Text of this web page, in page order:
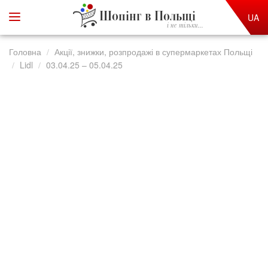
Шопінг в Польщі
і не тільки...
UA
Головна
Акції, знижки, розпродажі в супермаркетах Польщі
Lidl
03.04.25 – 05.04.25